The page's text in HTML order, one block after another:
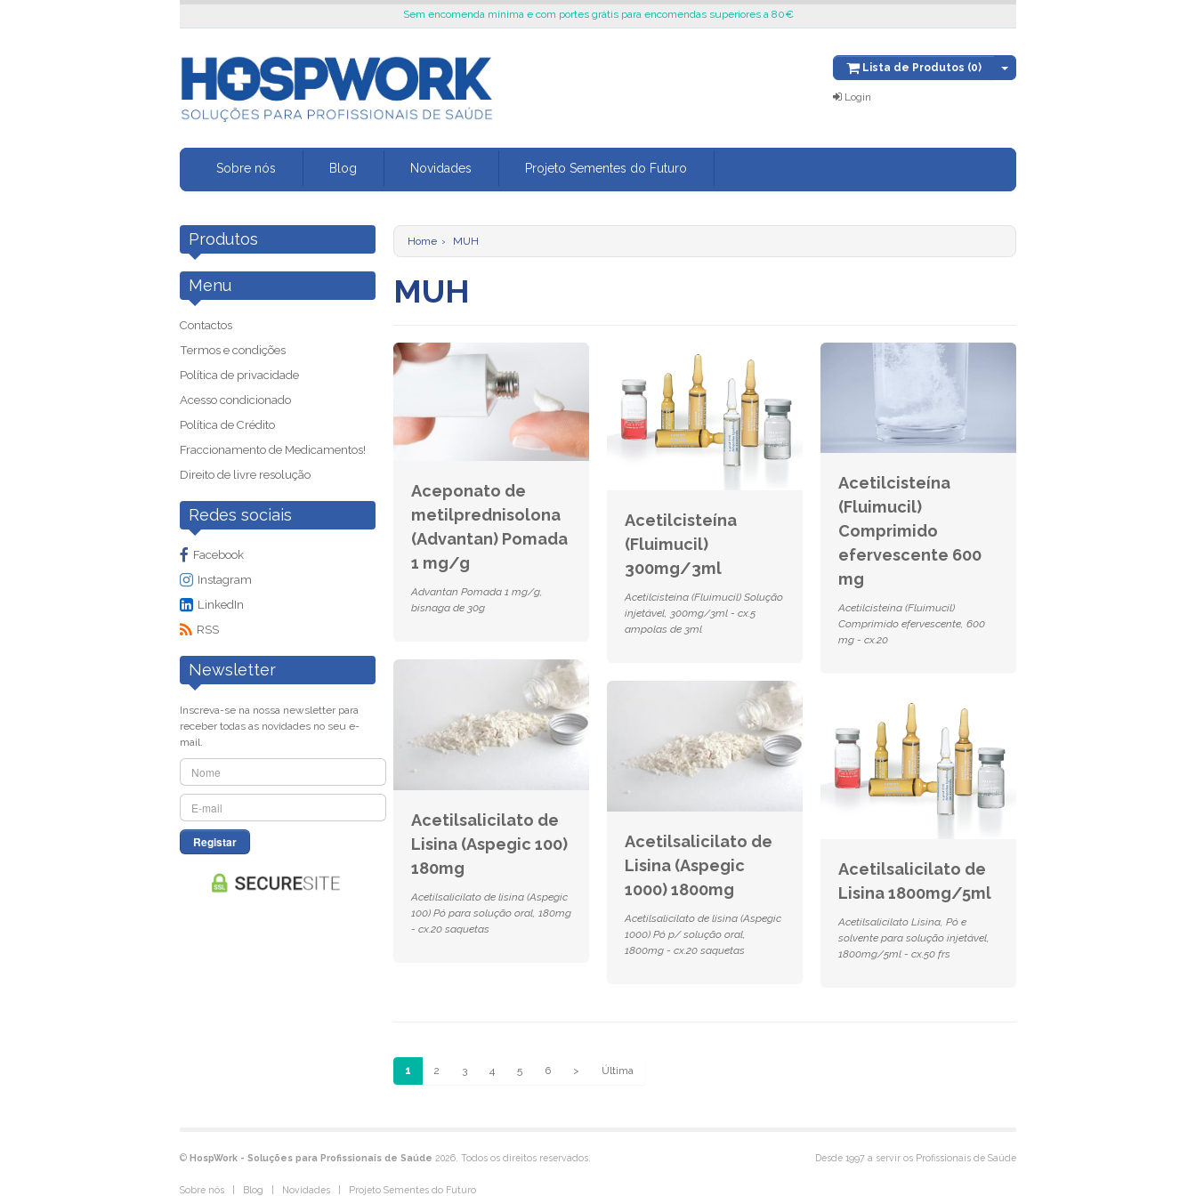
Sem encomenda mínima e com portes grátis para encomendas superiores a 80€
Lista de Produtos (0)
Login
Sobre nós Blog Novidades Projeto Sementes do Futuro
Produtos
Menu
Contactos
Termos e condições
Política de privacidade
Acesso condicionado
Política de Crédito
Fraccionamento de Medicamentos!
Direito de livre resolução
Redes sociais
Facebook
Instagram
LinkedIn
RSS
Newsletter
Inscreva-se na nossa newsletter para
receber todas as novidades no seu e-
mail.
Registar
Home › MUH
MUH
Aceponato de
metilprednisolona
(Advantan) Pomada
1 mg/g
Advantan Pomada 1 mg/g,
bisnaga de 30g
Acetilcisteína
(Fluimucil)
300mg/3ml
Acetilcisteína (Fluimucil) Solução
injetável, 300mg/3ml - cx.5
ampolas de 3ml
Acetilcisteína
(Fluimucil)
Comprimido
efervescente 600
mg
Acetilcisteína (Fluimucil)
Comprimido efervescente, 600
mg - cx.20
Acetilsalicilato de
Lisina (Aspegic 100)
180mg
Acetilsalicilato de lisina (Aspegic
100) Pó para solução oral, 180mg
- cx.20 saquetas
Acetilsalicilato de
Lisina (Aspegic
1000) 1800mg
Acetilsalicilato de lisina (Aspegic
1000) Pó p/ solução oral,
1800mg - cx.20 saquetas
Acetilsalicilato de
Lisina 1800mg/5ml
Acetilsalicilato Lisina, Pó e
solvente para solução injetável,
1800mg/5ml - cx.50 frs
1 2 3 4 5 6 > Última
© HospWork - Soluções para Profissionais de Saúde 2026. Todos os direitos reservados.
Sobre nós Blog Novidades Projeto Sementes do Futuro
Desde 1997 a servir os Profissionais de Saúde